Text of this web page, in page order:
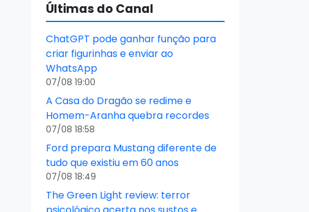
Últimas do Canal
ChatGPT pode ganhar função para
criar figurinhas e enviar ao
WhatsApp
07/08 19:00
A Casa do Dragão se redime e
Homem-Aranha quebra recordes
07/08 18:58
Ford prepara Mustang diferente de
tudo que existiu em 60 anos
07/08 18:49
The Green Light review: terror